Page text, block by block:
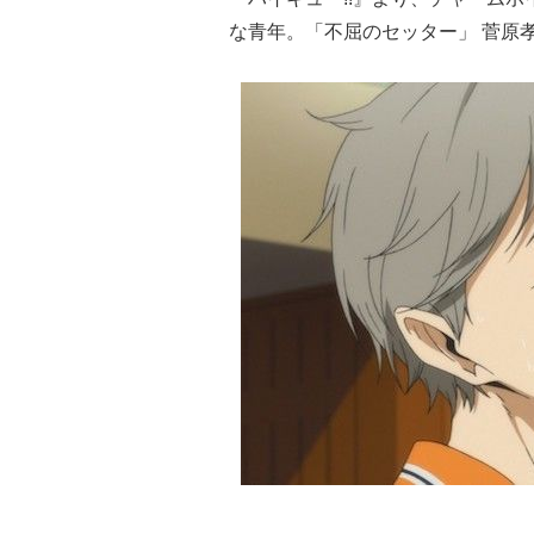
な青年。「不屈のセッター」 菅原